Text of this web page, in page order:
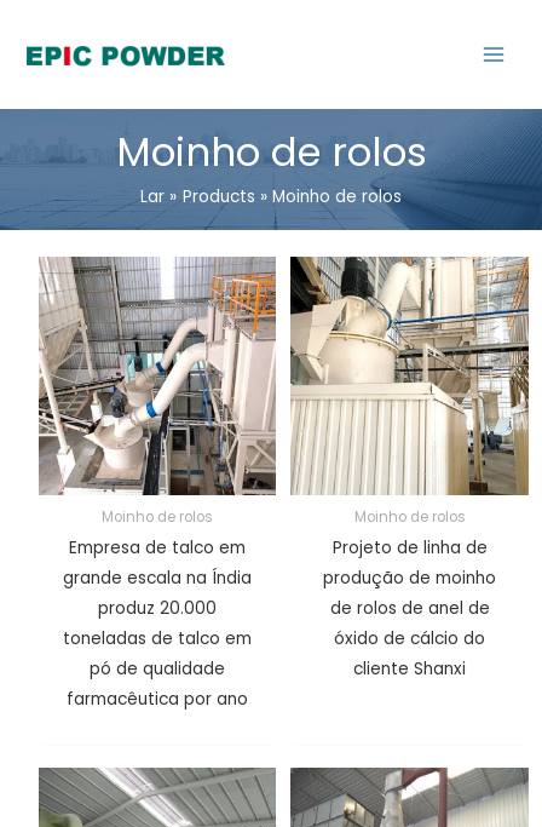
para
conteúdo
Moinho de rolos
Lar Products Moinho de rolos
Moinho de rolos
Empresa de talco em
grande escala na Índia
produz 20.000
toneladas de talco em
pó de qualidade
farmacêutica por ano
Moinho de rolos
Projeto de linha de
produção de moinho
de rolos de anel de
óxido de cálcio do
cliente Shanxi